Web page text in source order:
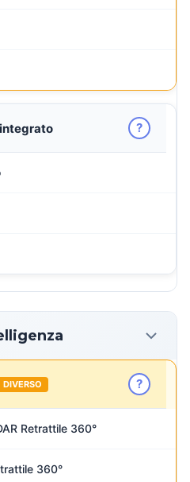
?
DIVERSO ?
Retrattile 360°
360°